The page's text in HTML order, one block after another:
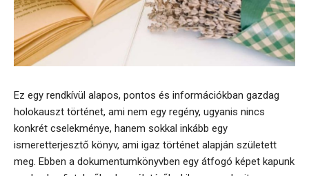
Ez egy rendkívül alapos, pontos és információkban gazdag
holokauszt történet, ami nem egy regény, ugyanis nincs
konkrét cselekménye, hanem sokkal inkább egy
ismeretterjesztő könyv, ami igaz történet alapján született
meg. Ebben a dokumentumkönyvben egy átfogó képet kapunk